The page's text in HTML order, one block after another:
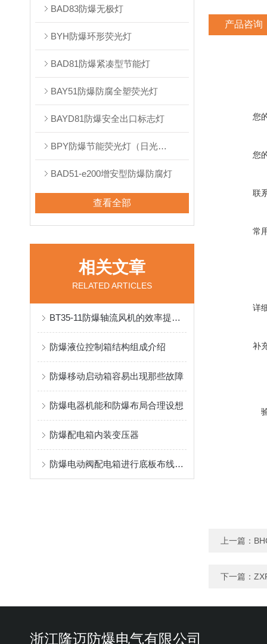
BAD83防爆无极灯
BYH防爆环形荧光灯
BAD81防爆紧凑型节能灯
BAY51防爆防腐全塑荧光灯
BAYD81防爆安全出口标志灯
BPY防爆节能荧光灯（日光灯）
BAD51-e200增安型防爆防腐灯
查看全部
相关文章
RELATED ARTICLES
BT35-11防爆轴流风机的效率提高途径
防爆液位控制箱结构组成介绍
防爆移动启动箱容易出现那些故障
防爆电器机能和防爆布局合理设想
防爆配电箱内装变压器
防爆电动阀配电箱进行底板布线的技术要求
产品咨询
您
您
联
常
详
补
上一篇：
下一篇：
浙江隆迈防爆电气有限公司